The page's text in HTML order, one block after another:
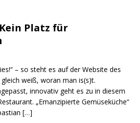
Platz für
– so steht es auf der Website des
weiß, woran man is(s)t.
innovativ geht es zu in diesem
„Emanzipierte Gemüseküche“
[…]